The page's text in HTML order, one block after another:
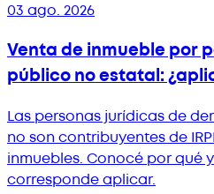
03 ago. 2026
Venta de inmueble por
público no estatal:
Las personas jurídicas de
no son contribuyentes de
inmuebles. Conocé por qué
corresponde aplicar.